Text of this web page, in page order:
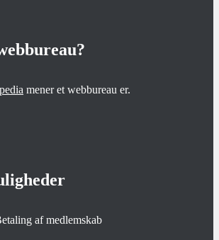
mener et webbureau er.